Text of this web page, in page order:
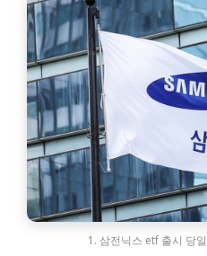
1. 삼전닉스 etf 출시 당